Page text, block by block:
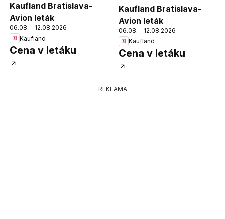
Kaufland Bratislava-
Avion leták
06.08. - 12.08.2026
Kaufland
Cena v letáku
Kaufland Bratislava-
Avion leták
06.08. - 12.08.2026
Kaufland
Cena v letáku
REKLAMA